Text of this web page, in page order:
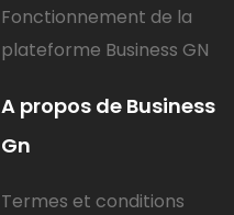
Fonctionnement de la
plateforme Business GN
A propos de Business
Gn
Termes et conditions